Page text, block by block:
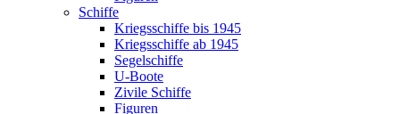
Schiffe
Kriegsschiffe bis 1945
Kriegsschiffe ab 1945
Segelschiffe
U-Boote
Zivile Schiffe
Figuren